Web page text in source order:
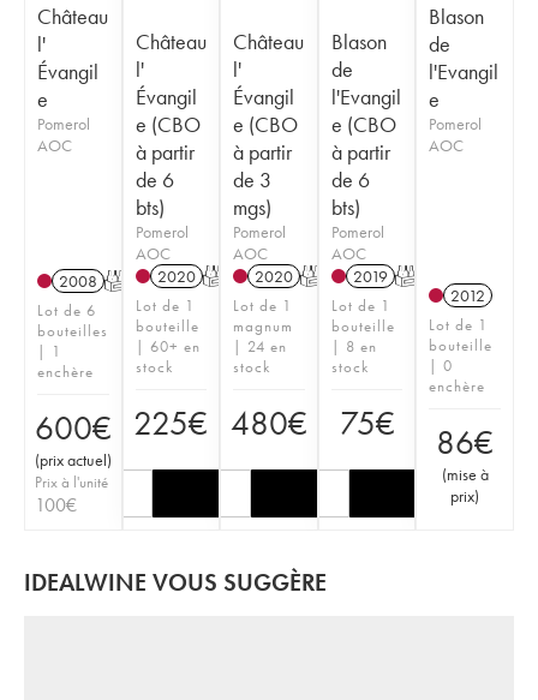
Château
l'
Évangil
e
Pomerol
AOC
2008 T
Lot de 6
bouteilles
| 1
enchère
600€
(prix actuel)
Prix à l'unité
100€
Château
l'
Évangil
e (CBO
à partir
de 6
bts)
Pomerol
AOC
2020 T
Lot de 1
bouteille
| 60+ en
stock
225€
Château
l'
Évangil
e (CBO
à partir
de 3
mgs)
Pomerol
AOC
2020 T
Lot de 1
magnum
| 24 en
stock
480€
Blason
de
l'Evangil
e (CBO
à partir
de 6
bts)
Pomerol
AOC
2019 T
Lot de 1
bouteille
| 8 en
stock
75€
Blason
de
l'Evangil
e
Pomerol
AOC
2012
Lot de 1
bouteille
| 0
enchère
86€
(mise à
prix)
IDEALWINE VOUS SUGGÈRE